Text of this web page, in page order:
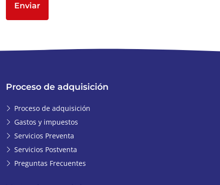
Enviar
Proceso de adquisición
Proceso de adquisición
Gastos y impuestos
Servicios Preventa
Servicios Postventa
Preguntas Frecuentes